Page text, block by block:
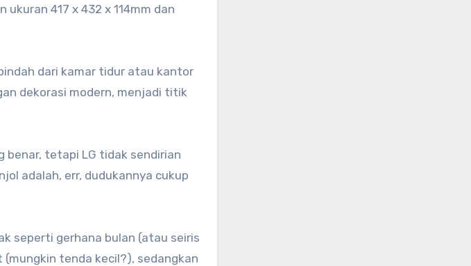
417 x 432 x 114mm dan
dari kamar tidur atau kantor
dekorasi modern, menjadi titik
benar, tetapi LG tidak sendirian
adalah, err, dudukannya cukup
seperti gerhana bulan (atau seiris
tenda kecil?), sedangkan